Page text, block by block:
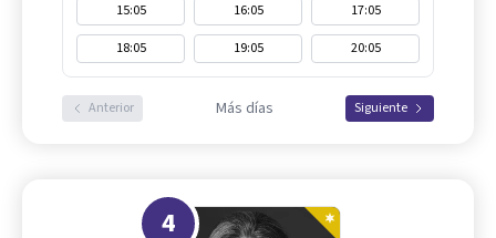
15:05 16:05
17:05
18:05
19:05 20:05
Anterior Más días Siguiente
4